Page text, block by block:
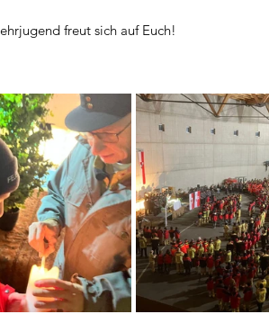
freut sich auf Euch!